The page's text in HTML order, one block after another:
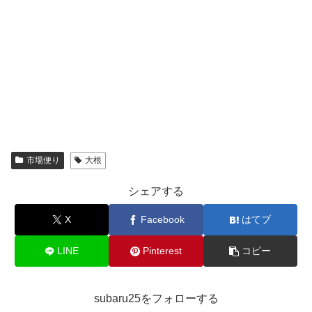
市場便り 大根
シェアする
X Facebook はてブ
LINE Pinterest コピー
subaru25をフォローする